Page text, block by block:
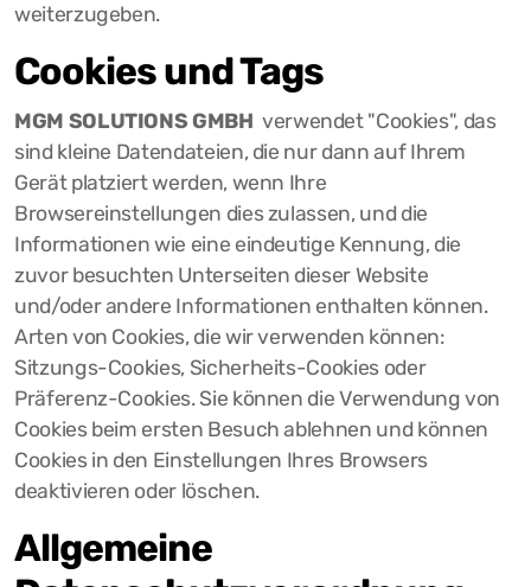
weiterzugeben.
Cookies und Tags
MGM SOLUTIONS GMBH verwendet "Cookies", das
sind kleine Datendateien, die nur dann auf Ihrem
Gerät platziert werden, wenn Ihre
Browsereinstellungen dies zulassen, und die
Informationen wie eine eindeutige Kennung, die
zuvor besuchten Unterseiten dieser Website
und/oder andere Informationen enthalten können.
Arten von Cookies, die wir verwenden können:
Sitzungs-Cookies, Sicherheits-Cookies oder
Präferenz-Cookies. Sie können die Verwendung von
Cookies beim ersten Besuch ablehnen und können
Cookies in den Einstellungen Ihres Browsers
deaktivieren oder löschen.
Allgemeine